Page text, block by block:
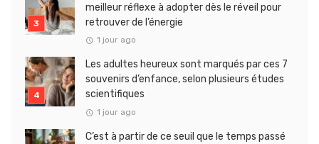
meilleur réflexe à adopter dès le réveil pour
retrouver de l’énergie
1 jour ago
Les adultes heureux sont marqués par ces 7
souvenirs d’enfance, selon plusieurs études
scientifiques
1 jour ago
C’est à partir de ce seuil que le temps passé